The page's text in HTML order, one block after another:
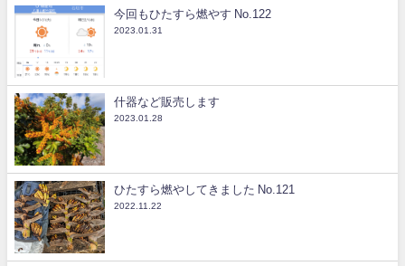
今回もひたすら燃やす No.122
2023.01.31
什器など販売します
2023.01.28
ひたすら燃やしてきました No.121
2022.11.22